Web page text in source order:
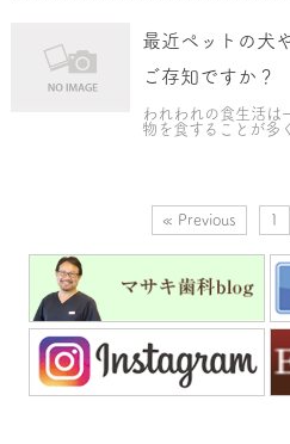
最近ペットの犬
ご存知ですか？
われわれの食生活は
物を食することが多
« Previous 1